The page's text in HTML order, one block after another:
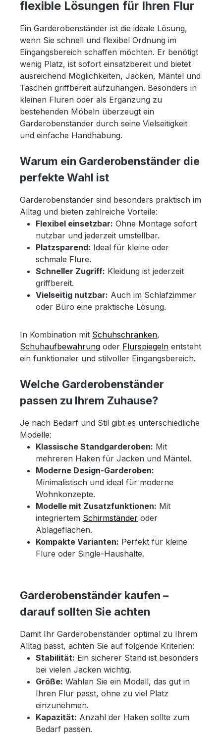
flexible Lösungen für Ihren Flur
Ein Garderobenständer ist die ideale Lösung,
wenn Sie schnell und flexibel Ordnung im
Eingangsbereich schaffen möchten. Er benötigt
wenig Platz, ist sofort einsatzbereit und bietet
ausreichend Möglichkeiten, Jacken, Mäntel und
Taschen griffbereit aufzuhängen. Besonders in
kleinen Fluren oder als Ergänzung zu
bestehenden Möbeln überzeugt ein
Garderobenständer durch seine Vielseitigkeit
und einfache Handhabung.
Warum ein Garderobenständer die
perfekte Wahl ist
Garderobenständer sind besonders praktisch im
Alltag und bieten zahlreiche Vorteile:
Flexibel einsetzbar: Ohne Montage sofort
nutzbar und jederzeit umstellbar.
Platzsparend: Ideal für kleine oder
schmale Flure.
Schneller Zugriff: Kleidung ist jederzeit
griffbereit.
Vielseitig nutzbar: Auch im Schlafzimmer
oder Büro eine praktische Lösung.
In Kombination mit Schuhschränken,
Schuhaufbewahrung oder Flurspiegeln entsteht
ein funktionaler und stilvoller Eingangsbereich.
Welche Garderobenständer
passen zu Ihrem Zuhause?
Je nach Bedarf und Stil gibt es unterschiedliche
Modelle:
Klassische Standgarderoben: Mit
mehreren Haken für Jacken und Mäntel.
Moderne Design-Garderoben:
Minimalistisch und ideal für moderne
Wohnkonzepte.
Modelle mit Zusatzfunktionen: Mit
integriertem Schirmständer oder
Ablageflächen.
Kompakte Varianten: Perfekt für kleine
Flure oder Single-Haushalte.
Garderobenständer kaufen –
darauf sollten Sie achten
Damit Ihr Garderobenständer optimal zu Ihrem
Alltag passt, achten Sie auf folgende Kriterien:
Stabilität: Ein sicherer Stand ist besonders
bei vielen Jacken wichtig.
Größe: Wählen Sie ein Modell, das gut in
Ihren Flur passt, ohne zu viel Platz
einzunehmen.
Kapazität: Anzahl der Haken sollte zum
Bedarf passen.